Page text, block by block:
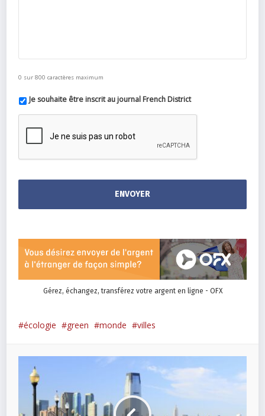
0 sur 800 caractères maximum
Je souhaite être inscrit au journal French District
Gérez, échangez, transférez votre argent en ligne - OFX
écologie green monde villes